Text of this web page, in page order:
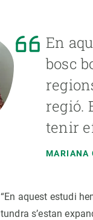
En
bosc
regió.
tenir
MARIANA
“En aquest estudi
tundra s’estan